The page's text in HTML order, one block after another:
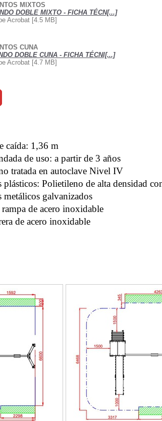
MIXTOS
DOBLE MIXTO - FICHA TÉCN[...]
Acrobat [4.5 MB]
CUNA
DOBLE CUNA - FICHA TÉCNI[...]
Acrobat [4.7 MB]
caída: 1,36 m
de uso: a partir de 3 años
tratada en autoclave Nivel IV
plásticos: Polietileno de alta densidad
metálicos galvanizados
de acero inoxidable
de acero inoxidable